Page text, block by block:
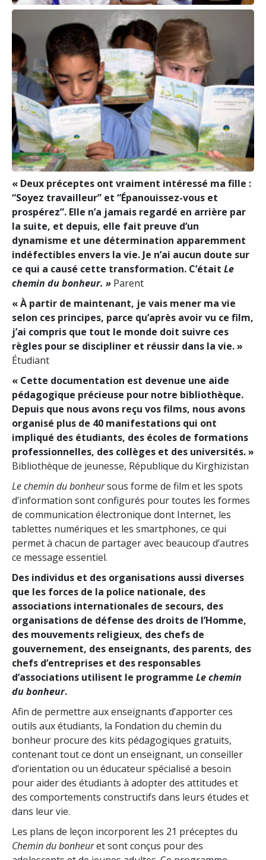
« Deux préceptes ont vraiment intéressé ma fille :
“Soyez travailleur” et “Épanouissez-vous et
prospérez”. Elle n’a jamais regardé en arrière par
la suite, et depuis, elle fait preuve d’un
dynamisme et une détermination apparemment
indéfectibles envers la vie. Je n’ai aucun doute sur
ce qui a causé cette transformation. C’était Le
chemin du bonheur. » Parent
« À partir de maintenant, je vais mener ma vie
selon ces principes, parce qu’après avoir vu ce film,
j’ai compris que tout le monde doit suivre ces
règles pour se discipliner et réussir dans la vie. »
Étudiant
« Cette documentation est devenue une aide
pédagogique précieuse pour notre bibliothèque.
Depuis que nous avons reçu vos films, nous avons
organisé plus de 40 manifestations qui ont
impliqué des étudiants, des écoles de formations
professionnelles, des collèges et des universités. »
Bibliothèque de jeunesse, République du Kirghizistan
Le chemin du bonheursous forme de film et les spots
d’information sont configurés pour toutes les formes
de communication électronique dont Internet, les
tablettes numériques et les smartphones, ce qui
permet à chacun de partager avec beaucoup d’autres
ce message essentiel.
Des individus et des organisations aussi diverses
que les forces de la police nationale, des
associations internationales de secours, des
organisations de défense des droits de l’Homme,
des mouvements religieux, des chefs de
gouvernement, des enseignants, des parents, des
chefs d’entreprises et des responsables
d’associations utilisent le programme Le chemin
du bonheur.
Afin de permettre aux enseignants d’apporter ces
outils aux étudiants, la Fondation du chemin du
bonheur procure des kits pédagogiques gratuits,
contenant tout ce dont un enseignant, un conseiller
d’orientation ou un éducateur spécialisé a besoin
pour aider des étudiants à adopter des attitudes et
des comportements constructifs dans leurs études et
dans leur vie.
Les plans de leçon incorporent les 21 préceptes du
Chemin du bonheuret sont conçus pour des